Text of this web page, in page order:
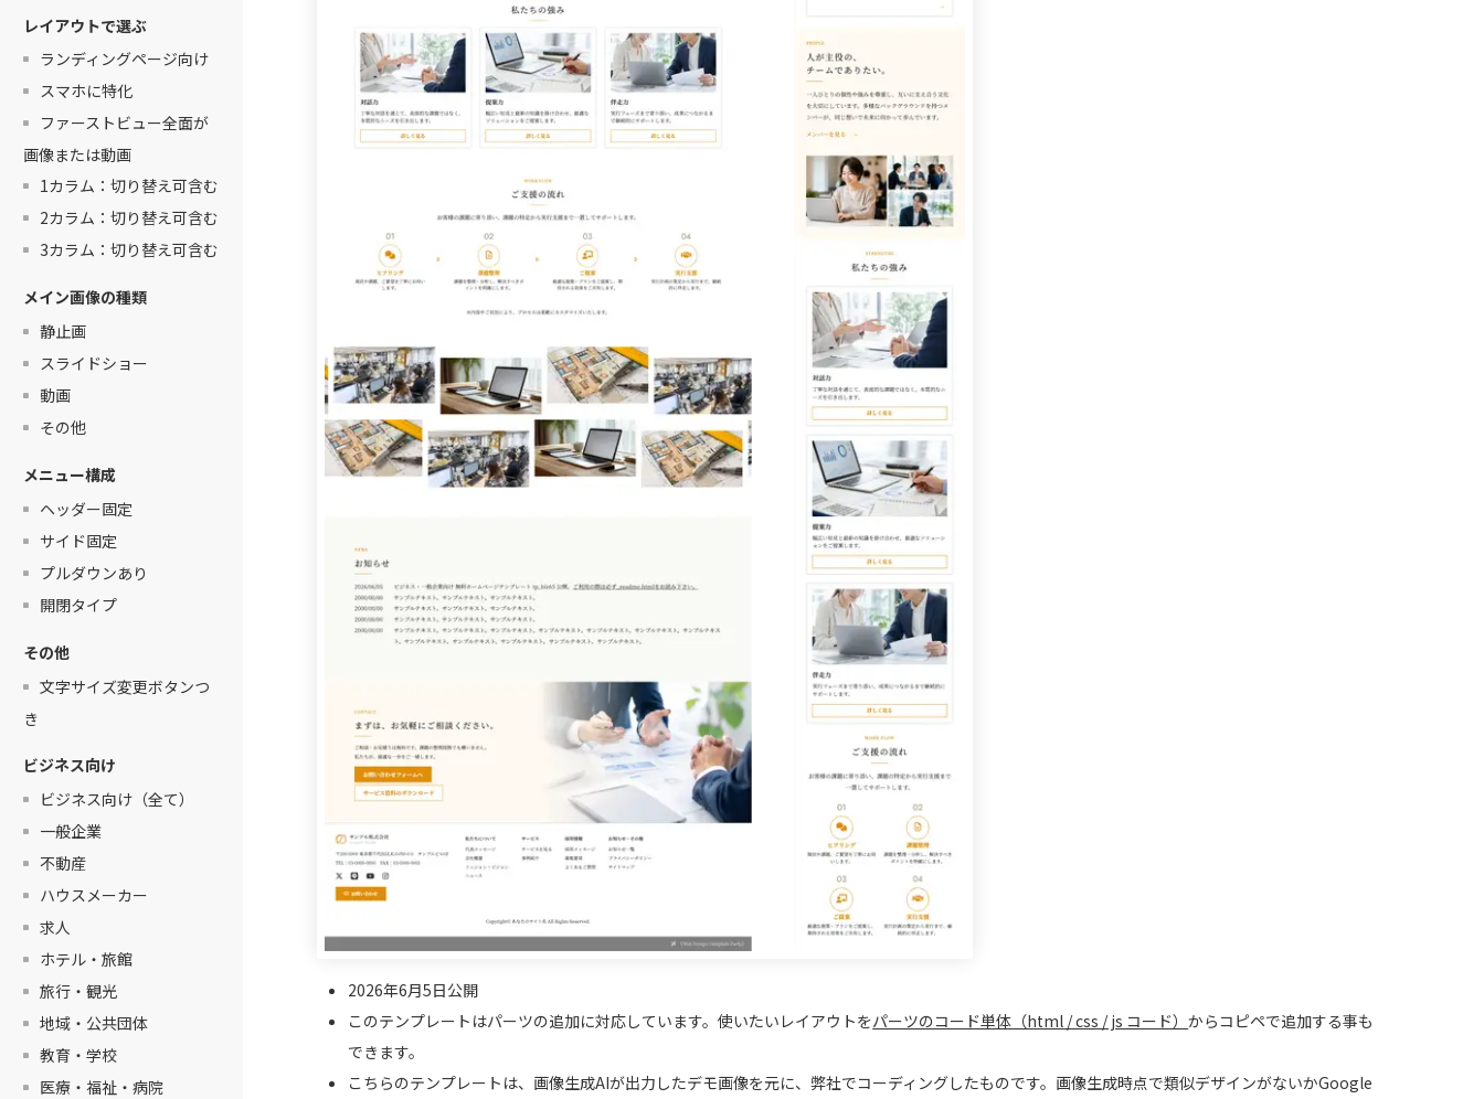
2026年6月5日公開
このテンプレートはパーツの追加に対応しています。使いたいレイアウトをパーツのコード単体（html / css / js コード）からコピペで追加する事も
できます。
こちらのテンプレートは、画像生成AIが出力したデモ画像を元に、弊社でコーディングしたものです。画像生成時点で類似デザインがないかGoogle
レイアウトで選ぶ
ランディングページ向け
スマホに特化
ファーストビュー全面が
画像または動画
1カラム：切り替え可含む
2カラム：切り替え可含む
3カラム：切り替え可含む
メイン画像の種類
静止画
スライドショー
動画
その他
メニュー構成
ヘッダー固定
サイド固定
プルダウンあり
開閉タイプ
その他
文字サイズ変更ボタンつ
き
ビジネス向け
ビジネス向け（全て）
一般企業
不動産
ハウスメーカー
求人
ホテル・旅館
旅行・観光
地域・公共団体
教育・学校
医療・福祉・病院